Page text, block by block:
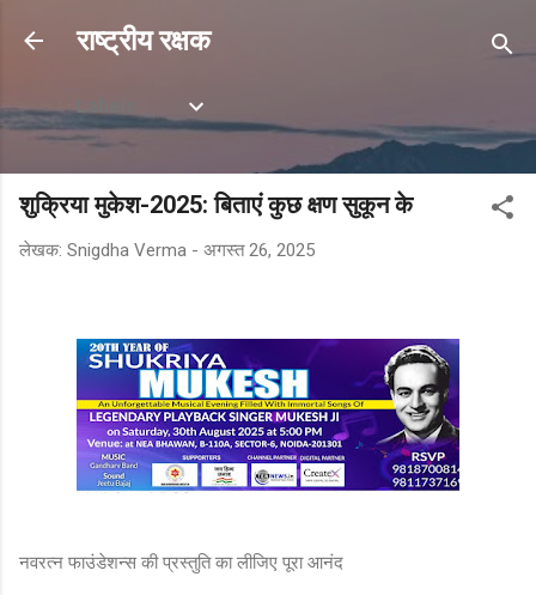
सीधे मुख्य सामग्री पर जाएं
राष्ट्रीय रक्षक
Labels
शुक्रिया मुकेश-2025: बिताएं कुछ क्षण सुकून के
लेखक: Snigdha Verma - अगस्त 26, 2025
नवरत्न फाउंडेशन्स की प्रस्तुति का लीजिए पूरा आनंद